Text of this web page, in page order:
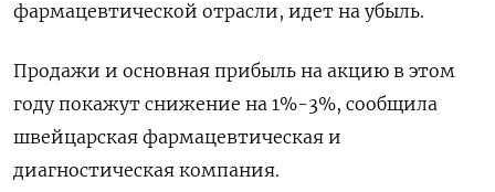
фармацевтической отрасли, идет на убыль.
Продажи и основная прибыль на акцию в этом
году покажут снижение на 1%-3%, сообщила
швейцарская фармацевтическая и
диагностическая компания.